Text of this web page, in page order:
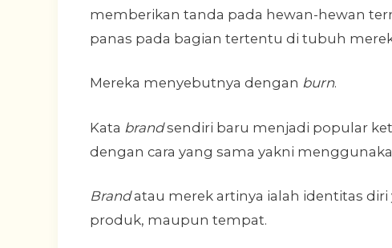
memberikan tanda pada hewan-hewan
panas pada bagian tertentu di tubuh
Mereka menyebutnya dengan burn.
Kata brandsendiri baru menjadi popular
dengan cara yang sama yakni
Brandatau merek artinya ialah identitas
produk, maupun tempat.